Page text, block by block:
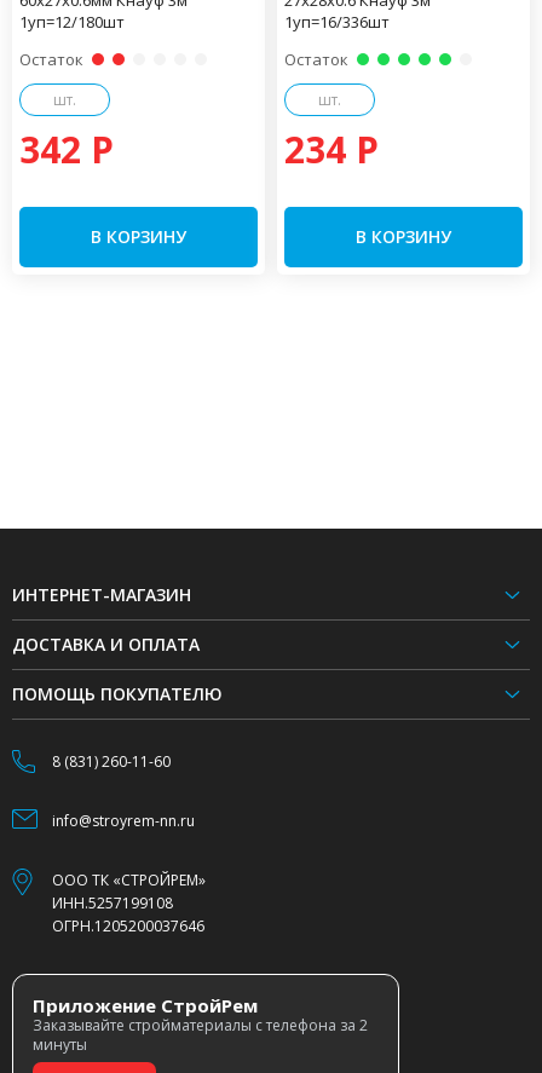
1уп=12/180шт
Остаток
шт.
342 P
В КОРЗИНУ
1уп=16/336шт
Остаток
шт.
234 P
В КОРЗИНУ
ИНТЕРНЕТ-МАГАЗИН
ДОСТАВКА И ОПЛАТА
ПОМОЩЬ ПОКУПАТЕЛЮ
8 (831) 260-11-60
info@stroyrem-nn.ru
ООО ТК «СТРОЙРЕМ»
ИНН.5257199108
ОГРН.1205200037646
Приложение СтройРем
Заказывайте стройматериалы с телефона за 2
минуты